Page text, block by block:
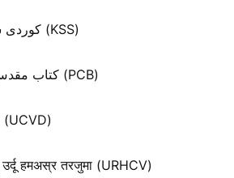
كوردی سۆرانی ستانده‌رد (KSS)
کتاب مقدس، ترجمۀ معاصر (PCB)
(UCVD)
हमअस्र तरजुमा (URHCV)